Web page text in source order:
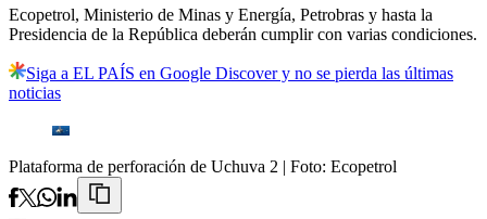
Ecopetrol, Ministerio de Minas y Energía, Petrobras y hasta la
Presidencia de la República deberán cumplir con varias condiciones.
Siga a EL PAÍS en Google Discover y no se pierda las últimas
noticias
Plataforma de perforación de Uchuva 2 | Foto: Ecopetrol